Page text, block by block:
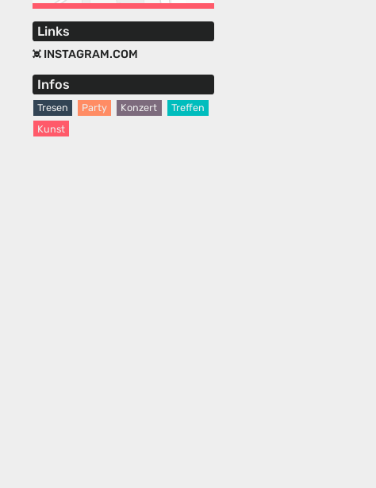
Links
INSTAGRAM.COM
Infos
Tresen Party Konzert
Treffen
Kunst